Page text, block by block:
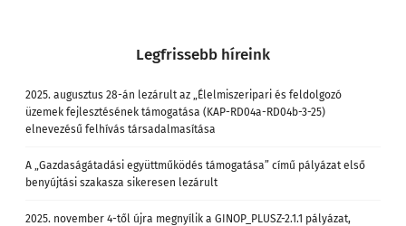
Legfrissebb híreink
2025. augusztus 28-án lezárult az „Élelmiszeripari és feldolgozó
üzemek fejlesztésének támogatása (KAP-RD04a-RD04b-3-25)
elnevezésű felhívás társadalmasítása
A „Gazdaságátadási együttműködés támogatása” című pályázat első
benyújtási szakasza sikeresen lezárult
2025. november 4-től újra megnyílik a GINOP_PLUSZ-2.1.1 pályázat,